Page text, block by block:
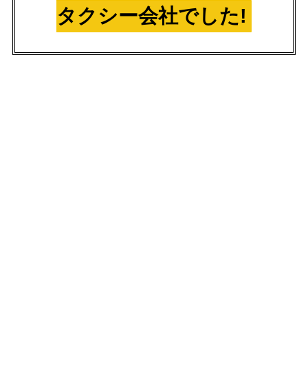
タクシー会社でした!